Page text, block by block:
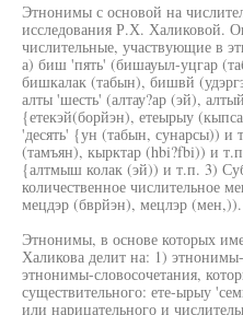
Этнонимы с основой на
исследования Р.Х. Халиковой.
числительные, участвующие в
а) биш 'пять' (бишауыл-уцгар
бишкалак (табын), бишвй
алты 'шесть' (алтау?ар (эй),
{етекэй(борйэн), етеырыу
'десять' {ун (табын, сунарсы))
(тамъян), кырктар (hbi?fbi)) и
{алтмыш колак (эй)) и т.п. 3)
количественное числительное
мецдэр (бврйэн), мецлэр (мен,)).
Этнонимы, в основе которых
Халикова делит на: 1)
этнонимы-словосочетания,
существительного: ете-ырыу
или нарицательного и